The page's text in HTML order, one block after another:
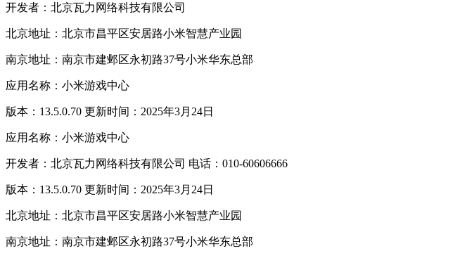
开发者：北京瓦力网络科技有限公司
北京地址：北京市昌平区安居路小米智慧产业园
南京地址：南京市建邺区永初路37号小米华东总部
应用名称：小米游戏中心
版本：13.5.0.70 更新时间：2025年3月24日
应用名称：小米游戏中心
开发者：北京瓦力网络科技有限公司 电话：010-60606666
版本：13.5.0.70 更新时间：2025年3月24日
北京地址：北京市昌平区安居路小米智慧产业园
南京地址：南京市建邺区永初路37号小米华东总部